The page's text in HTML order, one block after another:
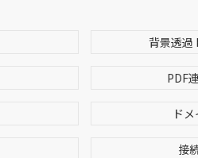
背景透過
PDF
ド
接